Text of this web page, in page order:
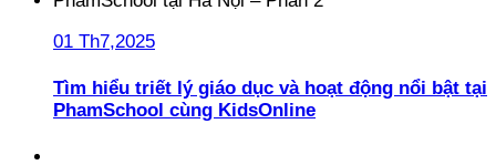
01 Th7,2025
Tìm hiểu triết lý giáo dục và hoạt động nổi bật tại
PhamSchool cùng KidsOnline